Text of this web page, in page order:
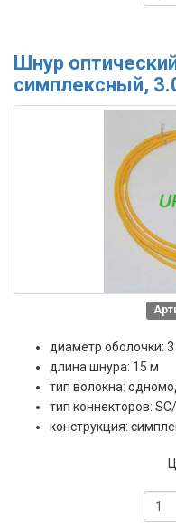
Шнур
симплексный,
диаметр оболочки:
длина шнура: 15 м
тип волокна:
тип коннекторов:
конструкция: